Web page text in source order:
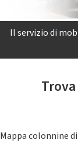
Il servizio di
Mappa colonnine